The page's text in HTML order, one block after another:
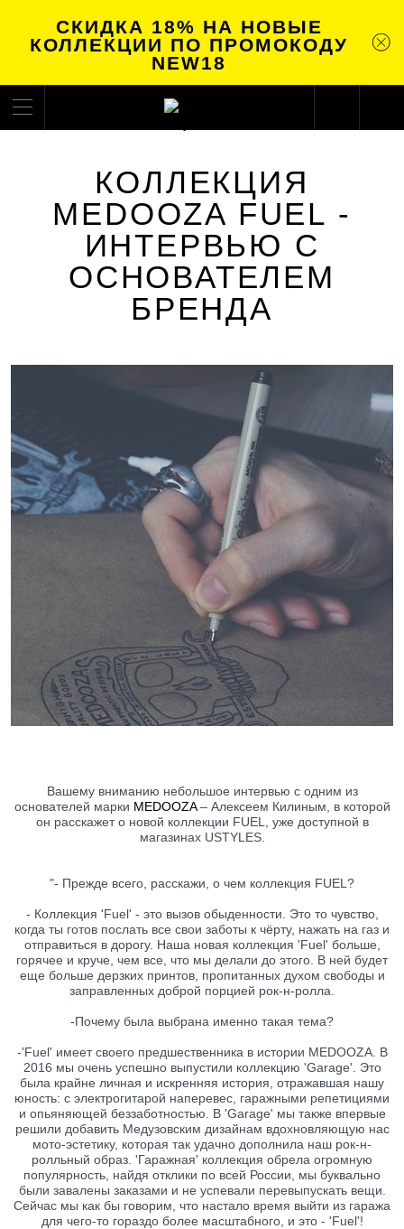
СКИДКА 18% НА НОВЫЕ
КОЛЛЕКЦИИ ПО ПРОМОКОДУ
NEW18
КОЛЛЕКЦИЯ
MEDOOZA FUEL -
ИНТЕРВЬЮ С
ОСНОВАТЕЛЕМ
БРЕНДА
Вашему вниманию небольшое интервью с одним из
основателей марки MEDOOZA– Алексеем Килиным, в которой
он расскажет о новой коллекции FUEL, уже доступной в
магазинах USTYLES.
"- Прежде всего, расскажи, о чем коллекция FUEL?
- Коллекция 'Fuel' - это вызов обыденности. Это то чувство,
когда ты готов послать все свои заботы к чёрту, нажать на газ и
отправиться в дорогу. Наша новая коллекция 'Fuel' больше,
горячее и круче, чем все, что мы делали до этого. В ней будет
еще больше дерзких принтов, пропитанных духом свободы и
заправленных доброй порцией рок-н-ролла.
-Почему была выбрана именно такая тема?
-'Fuel' имеет своего предшественника в истории MEDOOZA. В
2016 мы очень успешно выпустили коллекцию 'Garage'. Это
была крайне личная и искренняя история, отражавшая нашу
юность: с электрогитарой наперевес, гаражными репетициями
и опьяняющей беззаботностью. В 'Garage' мы также впервые
решили добавить Медузовским дизайнам вдохновляющую нас
мото-эстетику, которая так удачно дополнила наш рок-н-
ролльный образ. 'Гаражная' коллекция обрела огромную
популярность, найдя отклики по всей России, мы буквально
были завалены заказами и не успевали перевыпускать вещи.
Сейчас мы как бы говорим, что настало время выйти из гаража
для чего-то гораздо более масштабного, и это - 'Fuel'!